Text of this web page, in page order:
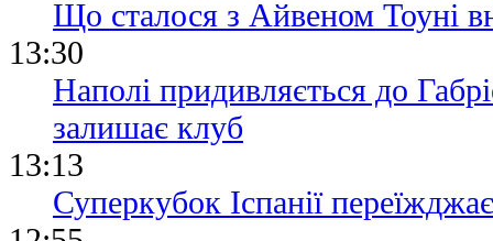
Що сталося з Айвеном Тоуні
13:30
Наполі придивляється до
залишає клуб
13:13
Суперкубок Іспанії